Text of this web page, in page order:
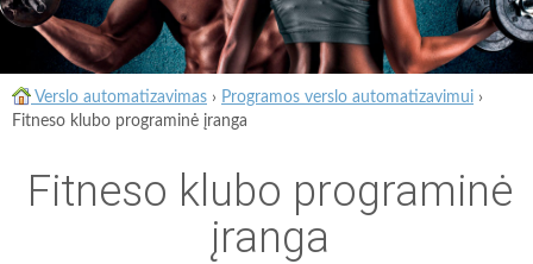
Verslo automatizavimas › Programos verslo automatizavimui ›
Fitneso klubo programinė įranga
Fitneso klubo programinė
įranga